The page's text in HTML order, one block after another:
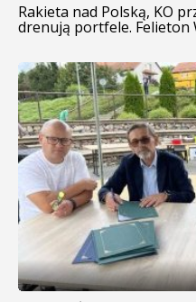
Rakieta nad Polską, KO
drenują portfele. Felieton